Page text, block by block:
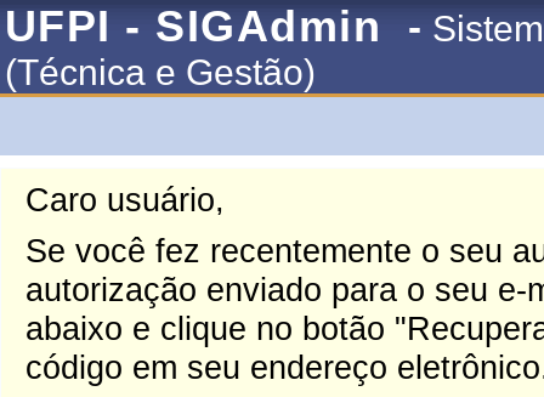
UFPI - SIGAdmin -
(Técnica e Gestão)
Caro usuário,
Se você fez recentemente o seu
autorização enviado para o seu
abaixo e clique no botão
código em seu endereço